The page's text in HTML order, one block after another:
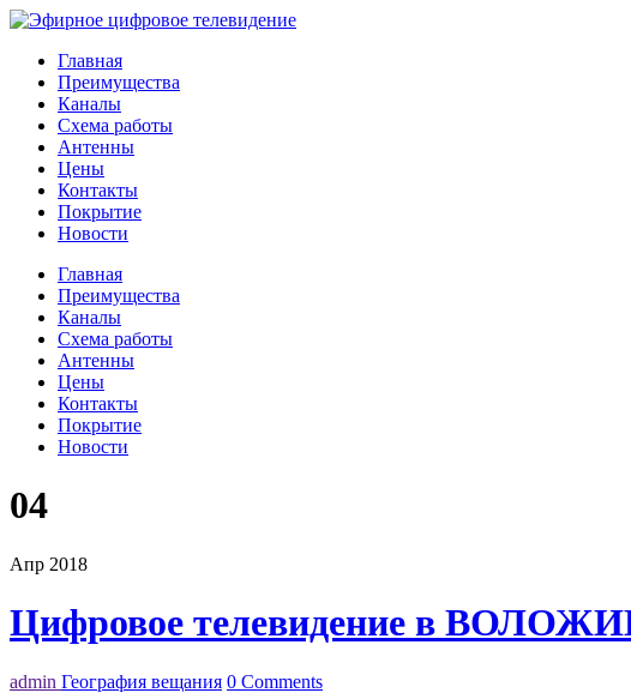
Главная
Преимущества
Каналы
Схема работы
Антенны
Цены
Контакты
Покрытие
Новости
Главная
Преимущества
Каналы
Схема работы
Антенны
Цены
Контакты
Покрытие
Новости
04
Апр 2018
Цифровое телевидение в
admin География вещания 0 Comments